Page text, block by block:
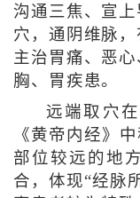
沟通三焦、宣
穴，通阴维脉
主治胃痛、恶
胸、胃疾患。
远端取穴
《黄帝内经》
部位较远的地
合，体现“经脉